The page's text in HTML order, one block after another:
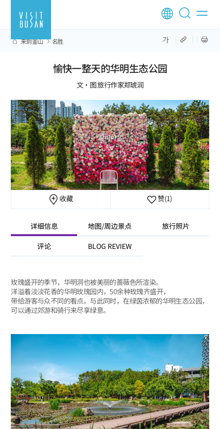
来到釜山 名胜
愉快一整天的华明生态公园
文·图 旅行作家郑琥润
收藏 赞(1)
详细信息 地图/周边景点 旅行照片
评论 BLOG REVIEW
玫瑰盛开的季节，华明洞也被美丽的蔷薇色所渲染。
洋溢着淡淡花香的华明玫瑰园内，50余种玫瑰齐盛开，
带给游客与众不同的看点。与此同时，在绿茵浓郁的华明生态公园，
可以通过郊游和骑行来尽享绿意。